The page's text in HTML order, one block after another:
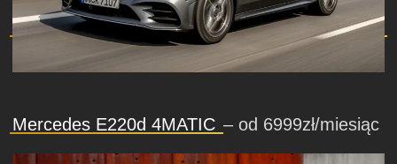
Mercedes E220d 4MATIC – od 6999zł/miesiąc